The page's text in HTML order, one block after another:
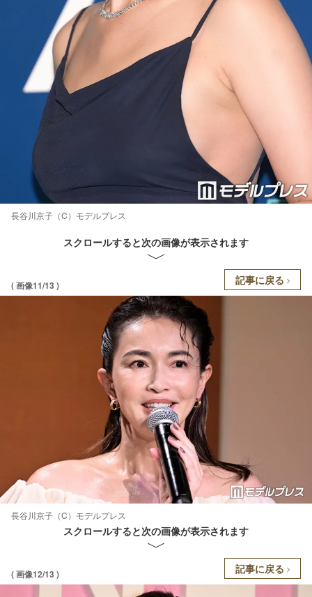
長谷川京子（C）モデルプレス
スクロールすると次の画像が表示されます
( 画像11/13 ) 記事に戻る
長谷川京子（C）モデルプレス
スクロールすると次の画像が表示されます
( 画像12/13 ) 記事に戻る